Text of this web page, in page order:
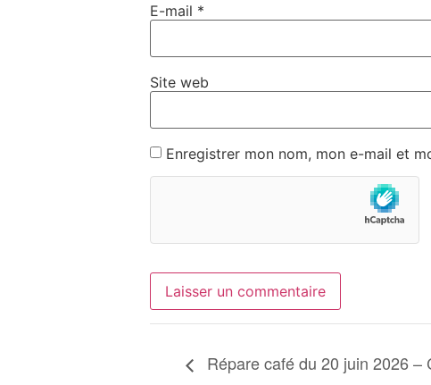
E-mail *
Site web
Enregistrer mon nom, mon e-mail et
Répare café du 20 juin 2026